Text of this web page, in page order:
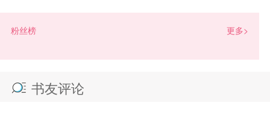
赠言：
粉丝榜 更多>
书友评论